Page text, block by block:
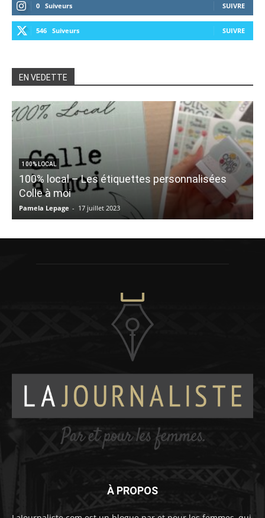
0 Suiveurs SUIVRE
546 Suiveurs SUIVRE
EN VEDETTE
100% LOCAL
100% local – Les étiquettes personnalisées
Colle à moi
Pamela Lepage - 17 juillet 2023
À PROPOS